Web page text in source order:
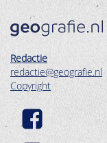
Redactie
redactie@geografie.nl
Copyright